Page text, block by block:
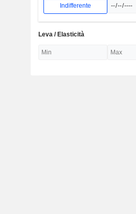
Indifferente
Leva / Elasticità